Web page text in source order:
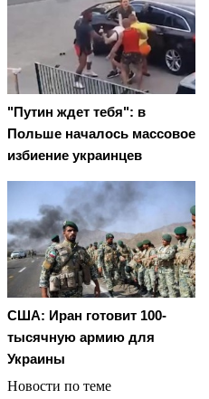
"Путин ждет тебя": в
Польше началось массовое
избиение украинцев
США: Иран готовит 100-
тысячную армию для
Украины
Новости по теме